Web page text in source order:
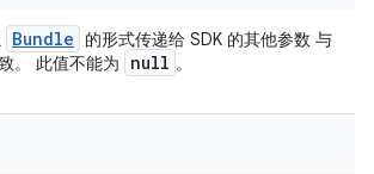
Bundle
的形式传递给 SDK 的其他参数 与
。 此值不能为
null 。